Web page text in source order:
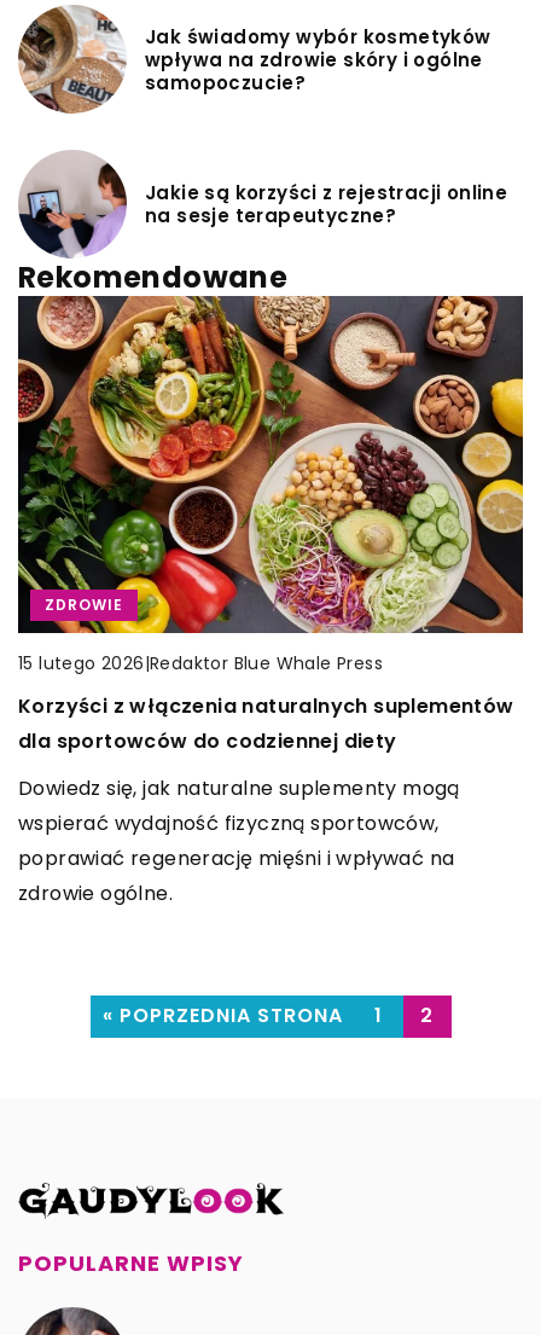
Jak świadomy wybór kosmetyków
wpływa na zdrowie skóry i ogólne
samopoczucie?
Jakie są korzyści z rejestracji online
na sesje terapeutyczne?
Rekomendowane
ZDROWIE
4 października 2023|Marlena Sadowska
Jak masaże Body Balance mogą poprawić
Twoje samopoczucie i zdrowie?
Poznaj korzyści płynące z masaży Body Balance.
Dowiedz się, jak mogą one wpływać na twoje
zdrowie i samopoczucie, zwiększając równowagę
ciała i umysłu.
MODA MĘSKA
4 grudnia 2024|Redaktor Blue Whale Press
Jak wybrać idealną koszulę do garnituru na
różne okazje?
Dowiedz się, jak dobrać koszulę do garnituru na
różnorodne okazje. Poznaj kluczowe aspekty takie
jak materiał, kolor i dopasowanie, które pomogą Ci
zrobić doskonałe wrażenie w każdej sytuacji.
ZDROWIE
15 lutego 2026|Redaktor Blue Whale Press
Korzyści z włączenia naturalnych suplementów
dla sportowców do codziennej diety
Dowiedz się, jak naturalne suplementy mogą
wspierać wydajność fizyczną sportowców,
poprawiać regenerację mięśni i wpływać na
zdrowie ogólne.
« POPRZEDNIA STRONA 1 2
POPULARNE WPISY